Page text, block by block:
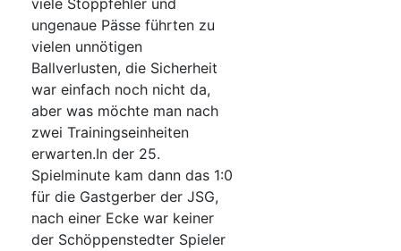
viele Stoppfehler und
ungenaue Pässe führten zu
vielen unnötigen
Ballverlusten, die Sicherheit
war einfach noch nicht da,
aber was möchte man nach
zwei Trainingseinheiten
erwarten.In der 25.
Spielminute kam dann das 1:0
für die Gastgerber der JSG,
nach einer Ecke war keiner
der Schöppenstedter Spieler